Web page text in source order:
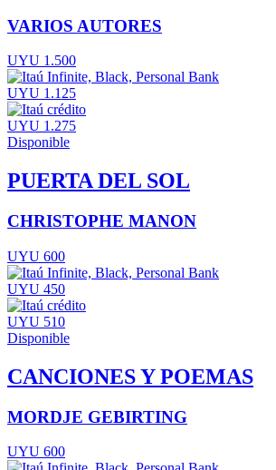
VARIOS AUTORES
UYU 1.500
UYU 1.125
UYU 1.275
Disponible
PUERTA DEL SOL
CHRISTOPHE MANON
UYU 600
UYU 450
UYU 510
Disponible
CANCIONES Y POEMAS
MORDJE GEBIRTING
UYU 600